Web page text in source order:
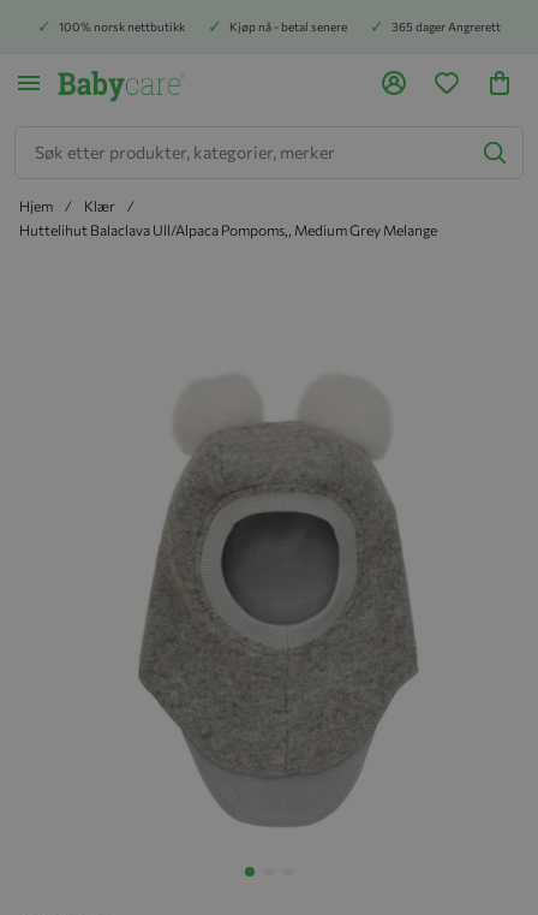
100% norsk nettbutikk Kjøp nå - betal senere 365 dager Angrerett
Hjem
Klær
Huttelihut Balaclava Ull/Alpaca Pompoms,, Medium Grey Melange